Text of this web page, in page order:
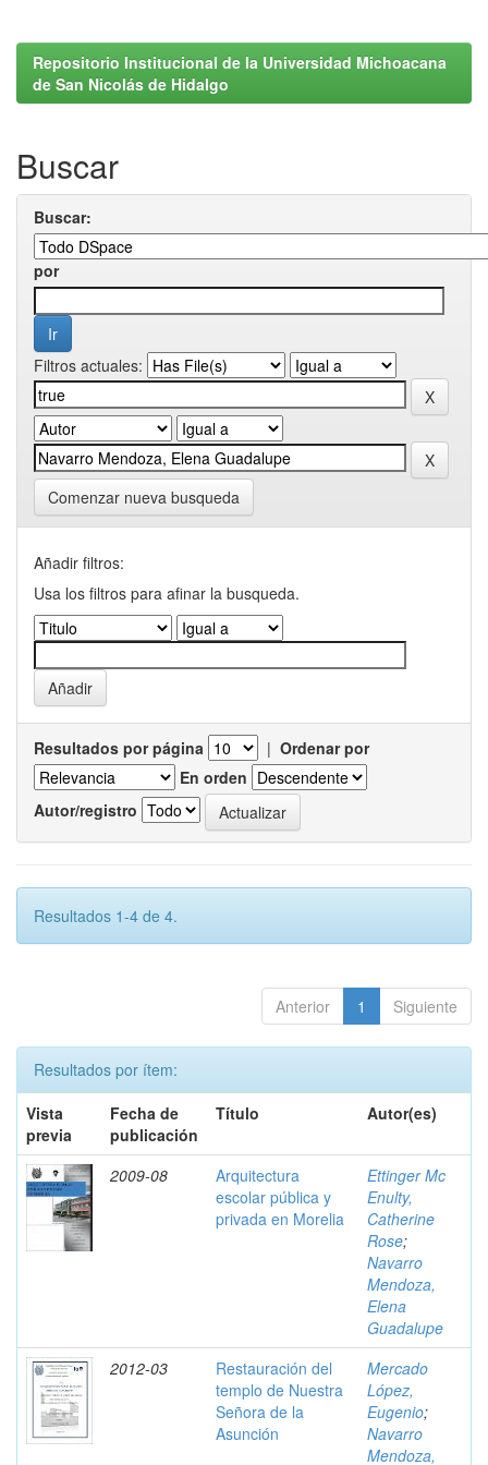
Repositorio Institucional de la Universidad Michoacana
de San Nicolás de Hidalgo
Buscar
Buscar:
por
Filtros actuales:
Comenzar nueva busqueda
Añadir filtros:
Usa los filtros para afinar la busqueda.
Resultados por página | Ordenar por
En orden
Autor/registro
Resultados 1-4 de 4.
Anterior 1 Siguiente
Resultados por ítem:
Vista
previa
Fecha de
publicación
Título Autor(es)
2009-08
Arquitectura
escolar pública y
privada en Morelia
Ettinger Mc
Enulty,
Catherine
Rose;
Navarro
Mendoza,
Elena
Guadalupe
2012-03
Restauración del
templo de Nuestra
Señora de la
Asunción
Mercado
López,
Eugenio;
Navarro
Mendoza,